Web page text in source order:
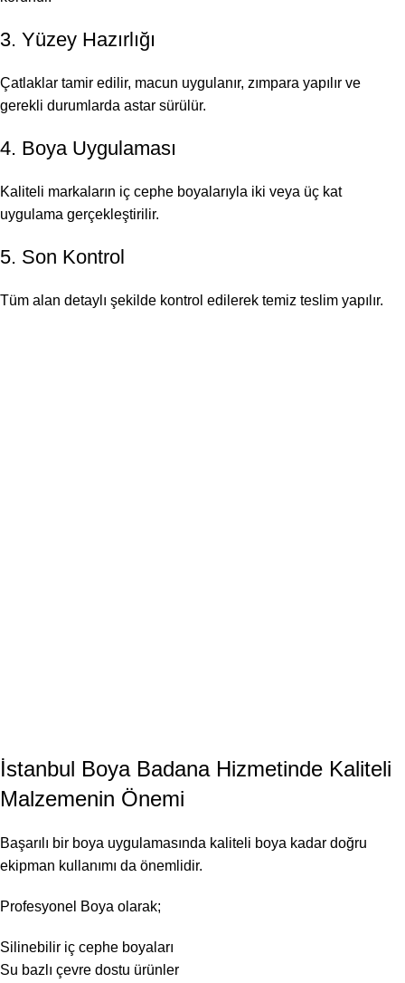
3. Yüzey Hazırlığı
Çatlaklar tamir edilir, macun uygulanır, zımpara yapılır ve
gerekli durumlarda astar sürülür.
4. Boya Uygulaması
Kaliteli markaların iç cephe boyalarıyla iki veya üç kat
uygulama gerçekleştirilir.
5. Son Kontrol
Tüm alan detaylı şekilde kontrol edilerek temiz teslim yapılır.
İstanbul Boya Badana Hizmetinde Kaliteli
Malzemenin Önemi
Başarılı bir boya uygulamasında kaliteli boya kadar doğru
ekipman kullanımı da önemlidir.
Profesyonel Boya olarak;
Silinebilir iç cephe boyaları
Su bazlı çevre dostu ürünler